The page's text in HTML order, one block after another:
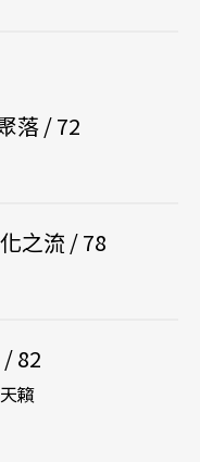
落 / 72
之流 / 78
82
籟